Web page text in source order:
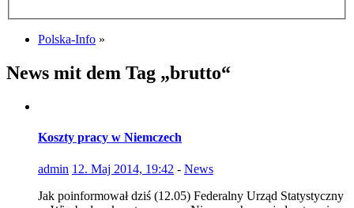
Polska-Info »
News mit dem Tag „brutto“
Koszty pracy w Niemczech
admin 12. Maj 2014, 19:42 - News
Jak poinformował dziś (12.05) Federalny Urząd Statystyczny